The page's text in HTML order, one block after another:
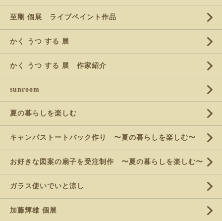
至剛 個展 ライブペイント作品
かく うつ する 展
かく うつ する 展 作家紹介
sunroom
夏の暮らしを楽しむ
キャンパストートバック作り 〜夏の暮らしを楽しむ〜
お好きな図案の扇子を受注制作 〜夏の暮らしを楽しむ〜
ガラス使いでいと涼し
加藤輝雄 個展